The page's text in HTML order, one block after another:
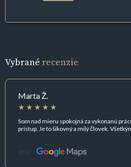
Vybrané recenzie
Marta Ž.
Som nad mieru spokojná za vykonanú
prístup. Je to šikovný a milý človek.
Zdroj: